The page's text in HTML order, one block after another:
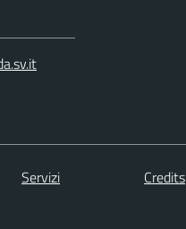
Servizi Credits